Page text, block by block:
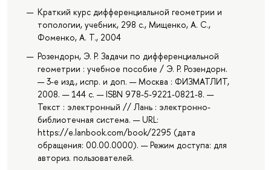
Краткий курс дифференциальной геометрии и
топологии, учебник, 298 с., Мищенко, А. С.,
Фоменко, А. Т., 2004
Розендорн, Э. Р. Задачи по дифференциальной
геометрии : учебное пособие / Э. Р. Розендорн.
— 3-е изд., испр. и доп. — Москва : ФИЗМАТЛИТ,
2008. — 144 с. — ISBN 978-5-9221-0821-8. —
Текст : электронный // Лань : электронно-
библиотечная система. — URL:
https://e.lanbook.com/book/2295 (дата
обращения: 00.00.0000). — Режим доступа: для
авториз. пользователей.